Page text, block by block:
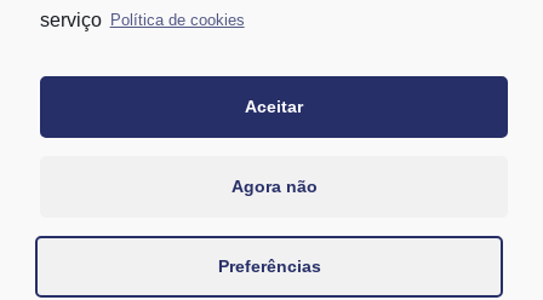
andar – conj. 1305 – Vila Mariana - São Paulo/SP
serviço Política de cookies
Aceitar
Agora não
Preferências